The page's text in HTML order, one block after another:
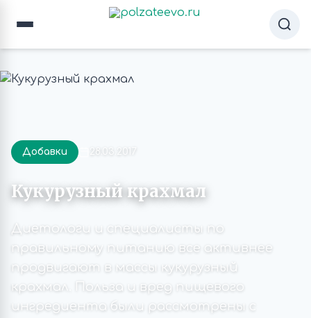
Добавки 28.03.2017
Кукурузный крахмал
Диетологи и специалисты по
правильному питанию все активнее
продвигают в массы кукурузный
крахмал. Польза и вред пищевого
ингредиента были рассмотрены с